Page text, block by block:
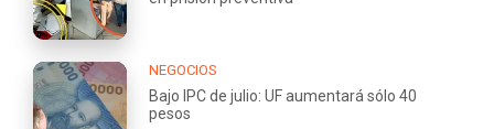
NEGOCIOS
Bajo IPC de julio: UF aumentará sólo 40
pesos